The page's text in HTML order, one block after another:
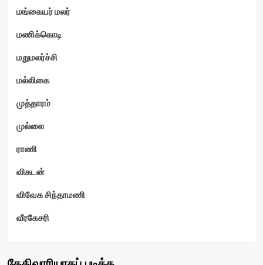
மங்கையர் மலர்
மணிக்கொடி
மறுமலர்ச்சி
மல்லிகை
முத்தாரம்
முல்லை
ராணி
விகடன்
விவேக சிந்தாமணி
வீரகேசரி